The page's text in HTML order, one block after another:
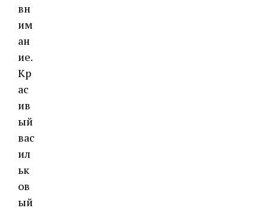
вн
им
ан
ие.
Кр
ас
ив
ый
вас
ил
ьк
ов
ый